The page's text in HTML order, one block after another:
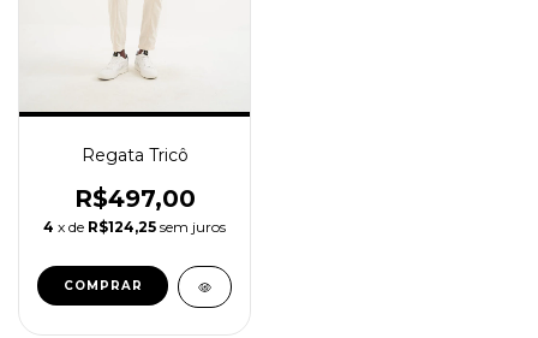
Regata Tricô
R$497,00
4 x de R$124,25 sem juros
COMPRAR